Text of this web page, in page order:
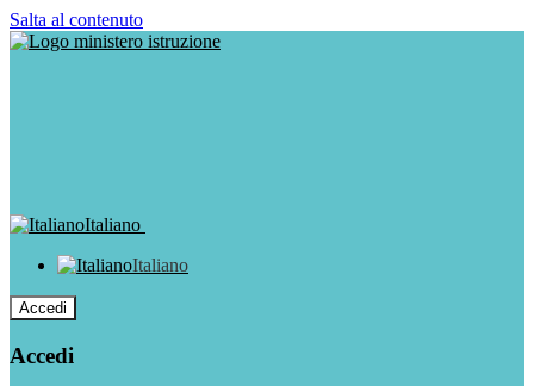
Salta al contenuto
Italiano
Italiano
Accedi
Accedi